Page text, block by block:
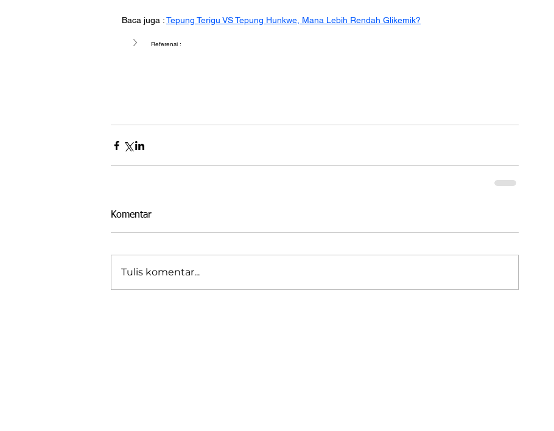
Baca juga : Tepung Terigu VS Tepung Hunkwe, Mana Lebih Rendah Glikemik?
Referensi :
Komentar
Tulis komentar...